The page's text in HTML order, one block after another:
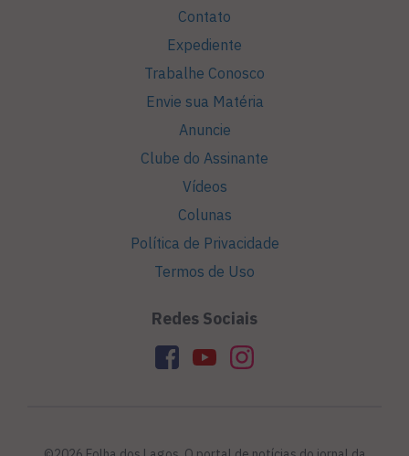
Contato
Expediente
Trabalhe Conosco
Envie sua Matéria
Anuncie
Clube do Assinante
Vídeos
Colunas
Política de Privacidade
Termos de Uso
Redes Sociais